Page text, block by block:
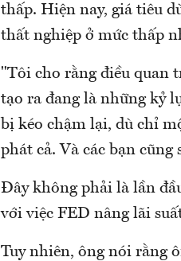
thấp. Hiện nay, giá tiêu
thất nghiệp ở mức thấp
"Tôi cho rằng điều quan
tạo ra đang là những kỷ
bị kéo chậm lại, dù chỉ
phát cả. Và các bạn
Đây không phải là lần
với việc FED nâng lãi
Tuy nhiên, ông nói rằng